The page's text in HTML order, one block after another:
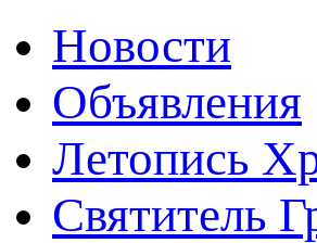
Новости
Объявления
Летопись
Святитель